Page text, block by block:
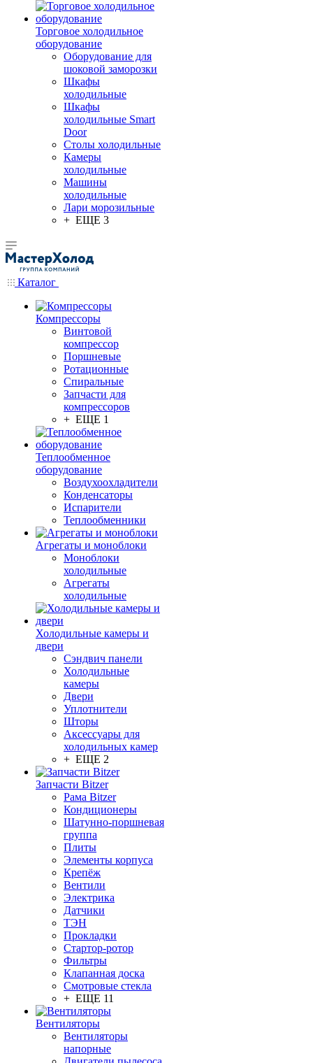
Торговое холодильное
оборудование
Оборудование для
шоковой заморозки
Шкафы
холодильные
Шкафы
холодильные Smart
Door
Столы холодильные
Камеры
холодильные
Машины
холодильные
Лари морозильные
+ ЕЩЕ 3
Каталог
Компрессоры
Винтовой
компрессор
Поршневые
Ротационные
Спиральные
Запчасти для
компрессоров
+ ЕЩЕ 1
Теплообменное
оборудование
Воздухоохладители
Конденсаторы
Испарители
Теплообменники
Агрегаты и моноблоки
Моноблоки
холодильные
Агрегаты
холодильные
Холодильные камеры и
двери
Сэндвич панели
Холодильные
камеры
Двери
Уплотнители
Шторы
Аксессуары для
холодильных камер
+ ЕЩЕ 2
Запчасти Bitzer
Рама Bitzer
Кондиционеры
Шатунно-поршневая
группа
Плиты
Элементы корпуса
Крепёж
Вентили
Электрика
Датчики
ТЭН
Прокладки
Стартор-ротор
Фильтры
Клапанная доска
Смотровые стекла
+ ЕЩЕ 11
Вентиляторы
Вентиляторы
напорные